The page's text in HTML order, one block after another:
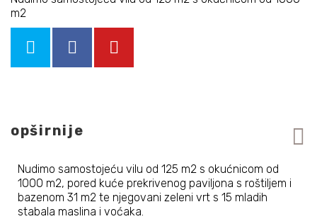
m2
opširnije
Nudimo samostojeću vilu od 125 m2 s okućnicom od
1000 m2, pored kuće prekrivenog paviljona s roštiljem i
bazenom 31 m2 te njegovani zeleni vrt s 15 mladih
stabala maslina i voćaka.